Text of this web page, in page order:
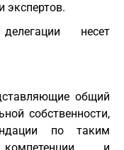
экспертов.
несет
общий
собственности,
по таким